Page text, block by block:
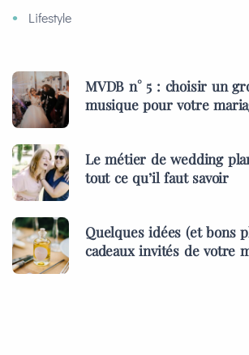
Lifestyle
MVDB n° 5 : choisir un
musique pour votre
Le métier de wedding
tout ce qu’il faut savoir
Quelques idées (et bons
cadeaux invités de votre